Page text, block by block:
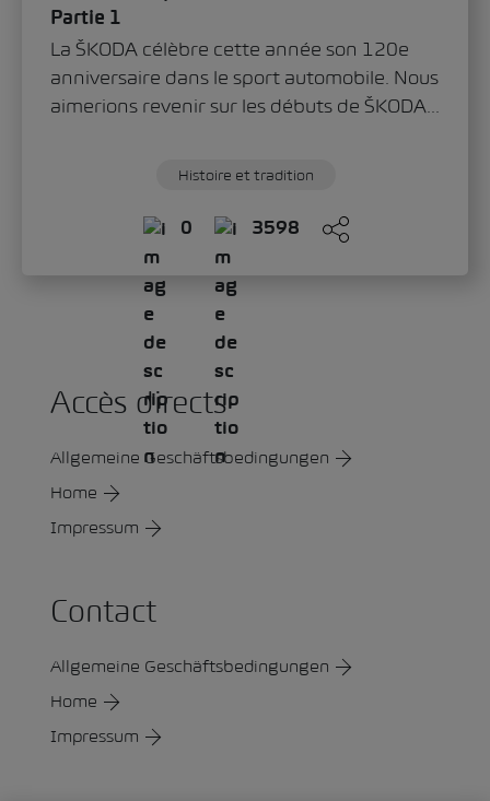
Partie 1
La ŠKODA célèbre cette année son 120e
anniversaire dans le sport automobile. Nous
aimerions revenir sur les débuts de ŠKODA...
Histoire et tradition
0 3598
Accès directs
Allgemeine Geschäftsbedingungen
Home
Impressum
Contact
Allgemeine Geschäftsbedingungen
Home
Impressum